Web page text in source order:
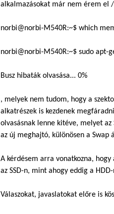
alkalmazásokat már nem érem el
norbi@norbi-M540R:~$ which
norbi@norbi-M540R:~$ sudo apt-
Busz hibaták olvasása... 0%
, melyek nem tudom, hogy a
alkatrészek is kezdenek
olvasásnak lenne kitéve, melyet
az új meghajtó, különösen a
A kérdésem arra vonatkozna,
az SSD-n, mint ahogy eddig a HDD-
Válaszokat, javaslatokat előre is